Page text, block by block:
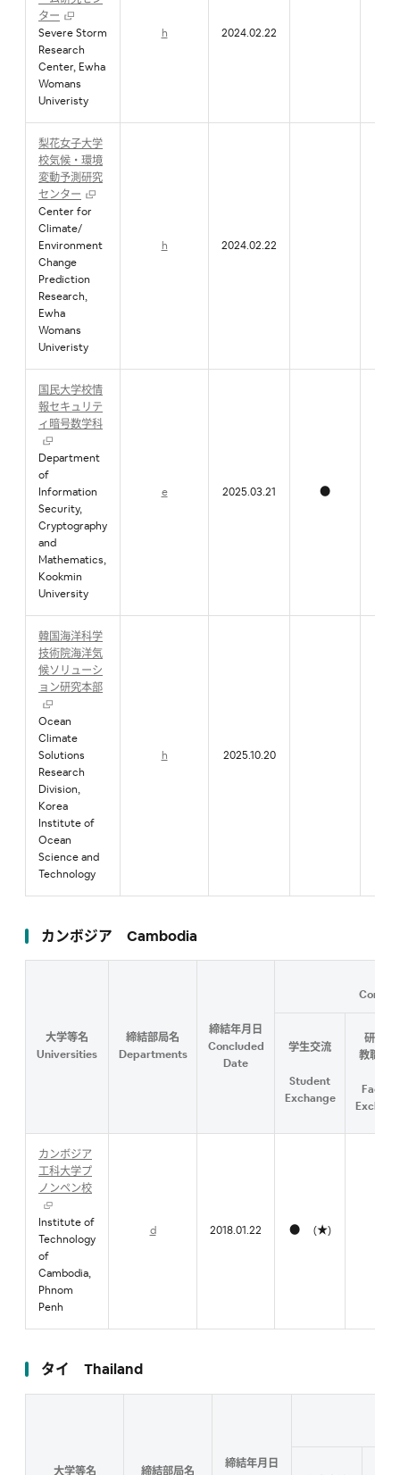
ター
Severe Storm
Research
Center, Ewha
Womans
Univeristy
h 2024.02.22
梨花女子大学
校気候・環境
変動予測研究
センター
Center for
Climate/
Environment
Change
Prediction
Research,
Ewha
Womans
Univeristy
h 2024.02.22
国民大学校情
報セキュリテ
ィ暗号数学科
Department
of
Information
Security,
Cryptography
and
Mathematics,
Kookmin
University
e 2025.03.21 ●
韓国海洋科学
技術院海洋気
候ソリューシ
ョン研究本部
Ocean
Climate
Solutions
Research
Division,
Korea
Institute of
Ocean
Science and
Technology
h 2025.10.20
カンボジア Cambodia
大学等名
Universities
締結部局名
Departments
締結年月日
Concluded
Date
学生交流
Student
Exchange
研究者
教職員
Faculty
カンボジア
工科大学プ
ノンペン校
Institute of
Technology
of
Cambodia,
Phnom
Penh
d 2018.01.22 ● (★)
タイ Thailand
大学等名
締結部局名
締結年月日